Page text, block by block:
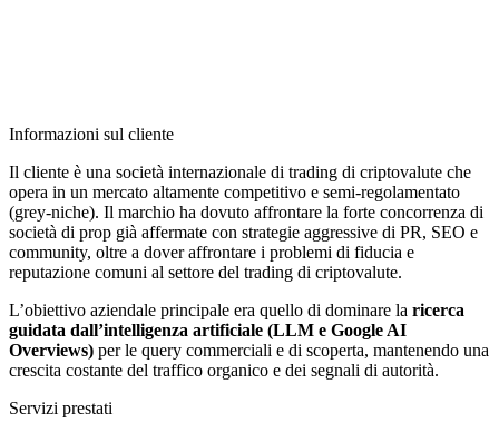
Informazioni sul cliente
Il cliente è una società internazionale di trading di criptovalute che
opera in un mercato altamente competitivo e semi-regolamentato
(grey-niche). Il marchio ha dovuto affrontare la forte concorrenza di
società di prop già affermate con strategie aggressive di PR, SEO e
community, oltre a dover affrontare i problemi di fiducia e
reputazione comuni al settore del trading di criptovalute.
L’obiettivo aziendale principale era quello di dominare la ricerca
guidata dall’intelligenza artificiale (LLM e Google AI
Overviews) per le query commerciali e di scoperta, mantenendo una
crescita costante del traffico organico e dei segnali di autorità.
Servizi prestati